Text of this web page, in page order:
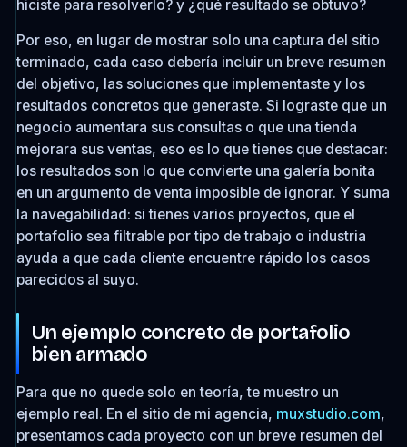
hiciste para resolverlo? y ¿qué resultado se obtuvo?
Por eso, en lugar de mostrar solo una captura del sitio
terminado, cada caso debería incluir un breve resumen
del objetivo, las soluciones que implementaste y los
resultados concretos que generaste. Si lograste que un
negocio aumentara sus consultas o que una tienda
mejorara sus ventas, eso es lo que tienes que destacar:
los resultados son lo que convierte una galería bonita
en un argumento de venta imposible de ignorar. Y suma
la navegabilidad: si tienes varios proyectos, que el
portafolio sea filtrable por tipo de trabajo o industria
ayuda a que cada cliente encuentre rápido los casos
parecidos al suyo.
Un ejemplo concreto de portafolio
bien armado
Para que no quede solo en teoría, te muestro un
ejemplo real. En el sitio de mi agencia, muxstudio.com,
presentamos cada proyecto con un breve resumen del